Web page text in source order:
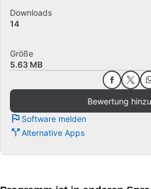
Downloads
14
Größe
5.63 MB
Bewertung
Software melden
Alternative Apps